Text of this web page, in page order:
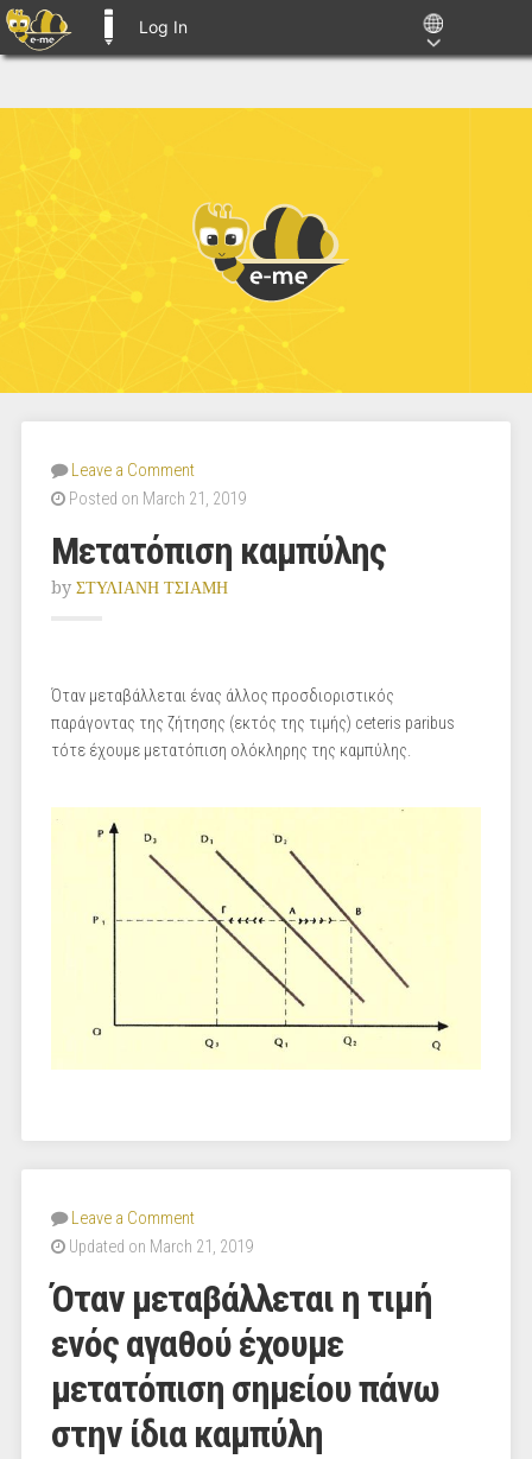
Log In
Leave a Comment
Posted on March 21, 2019
Μετατόπιση καμπύλης
by ΣΤΥΛΙΑΝΗ ΤΣΙΑΜΗ
Όταν μεταβάλλεται ένας άλλος προσδιοριστικός
παράγοντας της ζήτησης (εκτός της τιμής) ceteris paribus
τότε έχουμε μετατόπιση ολόκληρης της καμπύλης.
Leave a Comment
Updated on March 21, 2019
Όταν μεταβάλλεται η τιμή
ενός αγαθού έχουμε
μετατόπιση σημείου πάνω
στην ίδια καμπύλη